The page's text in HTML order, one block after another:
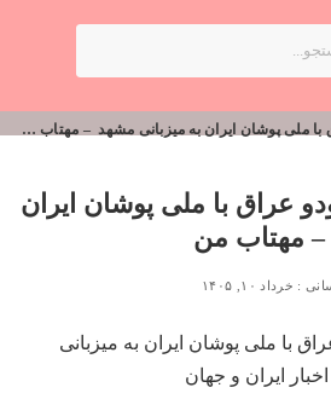
ملی پوشان ایران به میزبانی مشهد – مهتاب من
عراق با ملی پوشان ایران
– مهتاب من
خرداد ۱۰, ۱۴۰۵